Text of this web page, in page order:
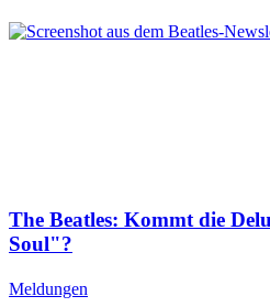
The Beatles: Kommt die
Soul"?
Meldungen